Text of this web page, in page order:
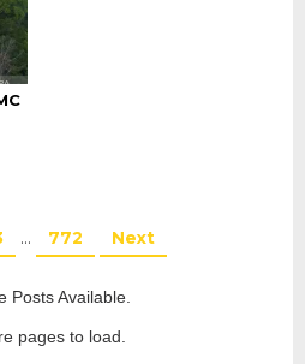
… 772 Next
Posts Available.
pages to load.